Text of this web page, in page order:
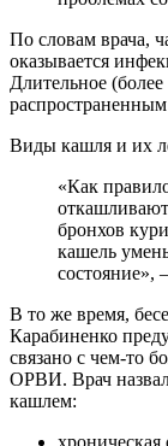
По словам врача,
оказывается
Длительное
Виды кашля и их
«Как
бронхов
кашель
состояние»,
В то же время,
Карабиненко
связано с чем-то
ОРВИ. Врач
кашлем:
хроническая